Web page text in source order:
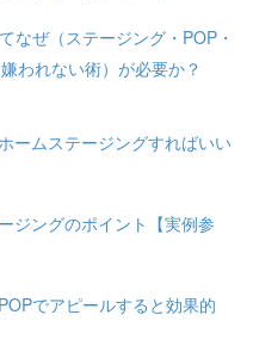
ぜ（ステージング・POP・
われない術）が必要か？
ムステージングすればいい
ングのポイント【実例参
でアピールすると効果的